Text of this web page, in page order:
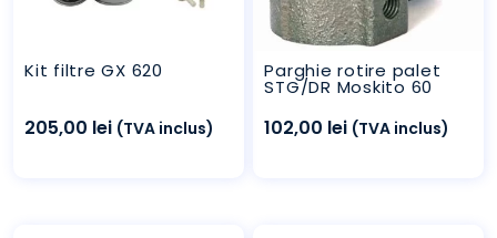
Kit filtre GX 620
205,00 lei (TVA inclus)
Parghie rotire palet
STG/DR Moskito 60
102,00 lei (TVA inclus)